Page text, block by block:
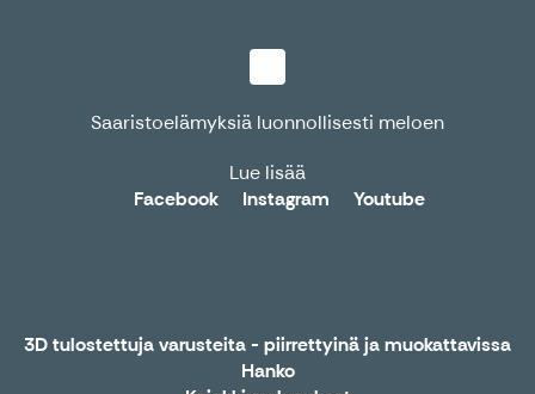
Saaristoelämyksiä luonnollisesti meloen
Lue lisää
Facebook
Instagram Youtube
3D tulostettuja varusteita - piirrettyinä ja muokattavissa
Hanko